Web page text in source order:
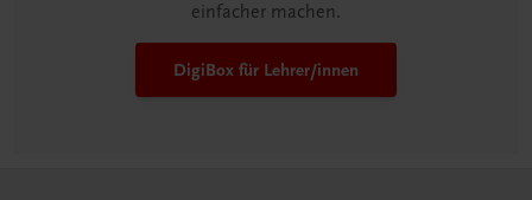
einfacher machen.
DigiBox für Lehrer/innen